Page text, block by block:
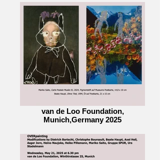
van de Loo Foundation,
Munich,Germany 2025